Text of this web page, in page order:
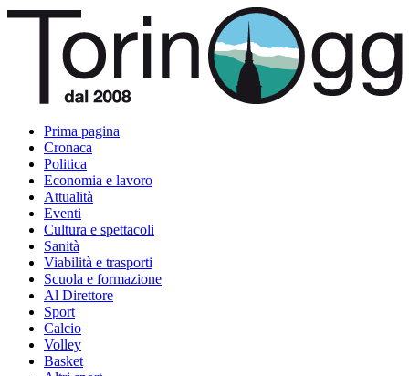
Prima pagina
Cronaca
Politica
Economia e lavoro
Attualità
Eventi
Cultura e spettacoli
Sanità
Viabilità e trasporti
Scuola e formazione
Al Direttore
Sport
Calcio
Volley
Basket